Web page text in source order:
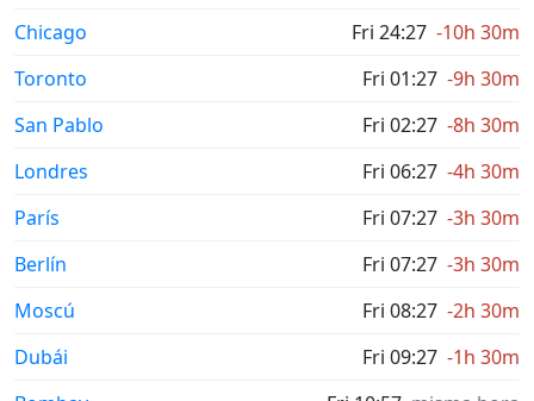
Chicago
Fri 24:27 -10h 30m
Toronto
Fri 01:27 -9h 30m
San Pablo
Fri 02:27 -8h 30m
Londres
Fri 06:27 -4h 30m
París
Fri 07:27 -3h 30m
Berlín
Fri 07:27 -3h 30m
Moscú
Fri 08:27 -2h 30m
Dubái
Fri 09:27 -1h 30m